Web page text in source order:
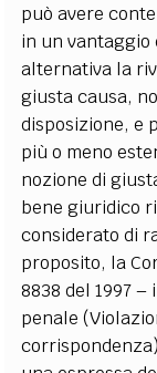
può avere
in un
alternativa la
giusta causa,
disposizione, e
più o meno
nozione di
bene giuridico
considerato di
proposito, la
8838 del 1997
penale